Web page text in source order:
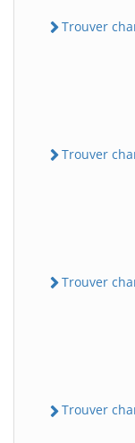
Trouver
Trouver
Trouver
Trouver